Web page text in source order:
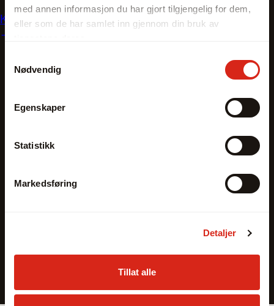
med annen informasjon du har gjort tilgjengelig for dem,
eller som de har samlet inn gjennom din bruk av
Nødvendig
Egenskaper
Statistikk
Markedsføring
Detaljer
Tillat alle
Kontakt oss